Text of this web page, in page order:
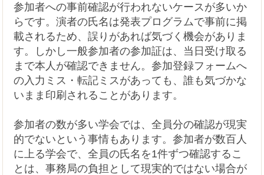
参加者への事前確認が行われないケースが多いか
らです。演者の氏名は発表プログラムで事前に掲
載されるため、誤りがあれば気づく機会がありま
す。しかし一般参加者の参加証は、当日受け取る
まで本人が確認できません。参加登録フォームへ
の入力ミス・転記ミスがあっても、誰も気づかな
いまま印刷されることがあります。
参加者の数が多い学会では、全員分の確認が現実
的でないという事情もあります。参加者が数百人
に上る学会で、全員の氏名を1件ずつ確認するこ
とは、事務局の負担として現実的ではない場合が